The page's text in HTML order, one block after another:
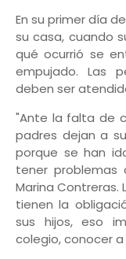
En su primer día
su casa, cuando
qué ocurrió se
empujado. Las
deben ser
"Ante la falta de
padres dejan a
porque se han
tener problemas
Marina Contreras.
tienen la
sus hijos, eso
colegio, conocer